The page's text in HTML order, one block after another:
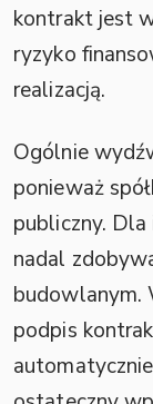
kontrakt jest
ryzyko
realizacją.
Ogólnie
ponieważ
publiczny.
nadal
budowlanym.
podpis